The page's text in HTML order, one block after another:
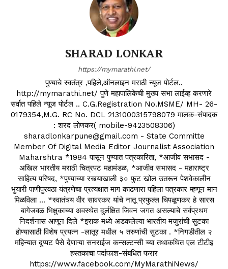
SHARAD LONKAR
https://mymarathi.net/
पुण्याचे स्वतंत्र ,पहिले,ऑनलाइन मराठी न्यूज पोर्टल..
http://mymarathi.net/ पुणे महापालिकेची मुख्य सभा लाईव्ह करणारे
सर्वात पहिले न्यूज पोर्टल .. C.G.Registration No.MSME/ MH- 26-
0179354,M.G. RC No. DCL 2131000315798079 मालक-संपादक
: शरद लोणकर( mobile-9423508306)
sharadlonkarpune@gmail.com - State Committe
Member Of Digital Media Editor Journalist Association
Maharshtra *1984 पासून पुण्यात पत्रकारिता, *आजीव सभासद -
अखिल भारतीय मराठी चित्रपट महामंडळ, *आजीव सभासद - महाराष्ट्र
साहित्य परिषद, *पुण्याच्या रस्त्याखाली ३० फुट खोल उतरून पेशवेकालीन
भुयारी पाणीपुरवठा यंत्रणेचा प्रत्यक्षात माग काढणारा पहिला पत्रकार म्हणून मान
मिळविला ... *स्वातंत्र्य वीर सावरकर यांचे नातू प्रफुल्ल चिपळूणकर हे सारस
बागेजवळ भिक्षुकाच्या अवस्थेत दुर्लक्षित जिवन जगत असल्याचे सर्वप्रथम
निदर्शनास आणून दिले *इराक मध्ये अडकलेल्या भारतीय मजुरांची सुटका
होण्यासाठी विशेष प्रयत्न -लातूर मधील ५ तरुणांची सुटका . *निगडीतील २
महिन्यात दुप्पट पैसे देणाऱ्या सनराईज कन्सल्टन्सी च्या तथाकथित एल टीटीइ
हस्तकाचा पर्दाफाश-संबधित फरार
https://www.facebook.com/MyMarathiNews/